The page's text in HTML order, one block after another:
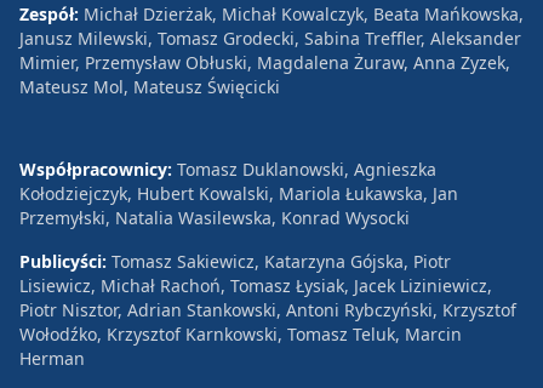
Zespół: Michał Dzierżak, Michał Kowalczyk, Beata Mańkowska,
Janusz Milewski, Tomasz Grodecki, Sabina Treffler, Aleksander
Mimier, Przemysław Obłuski, Magdalena Żuraw, Anna Zyzek,
Mateusz Mol, Mateusz Święcicki
Współpracownicy: Tomasz Duklanowski, Agnieszka
Kołodziejczyk, Hubert Kowalski, Mariola Łukawska, Jan
Przemyłski, Natalia Wasilewska, Konrad Wysocki
Publicyści: Tomasz Sakiewicz, Katarzyna Gójska, Piotr
Lisiewicz, Michał Rachoń, Tomasz Łysiak, Jacek Liziniewicz,
Piotr Nisztor, Adrian Stankowski, Antoni Rybczyński, Krzysztof
Wołodźko, Krzysztof Karnkowski, Tomasz Teluk, Marcin
Herman